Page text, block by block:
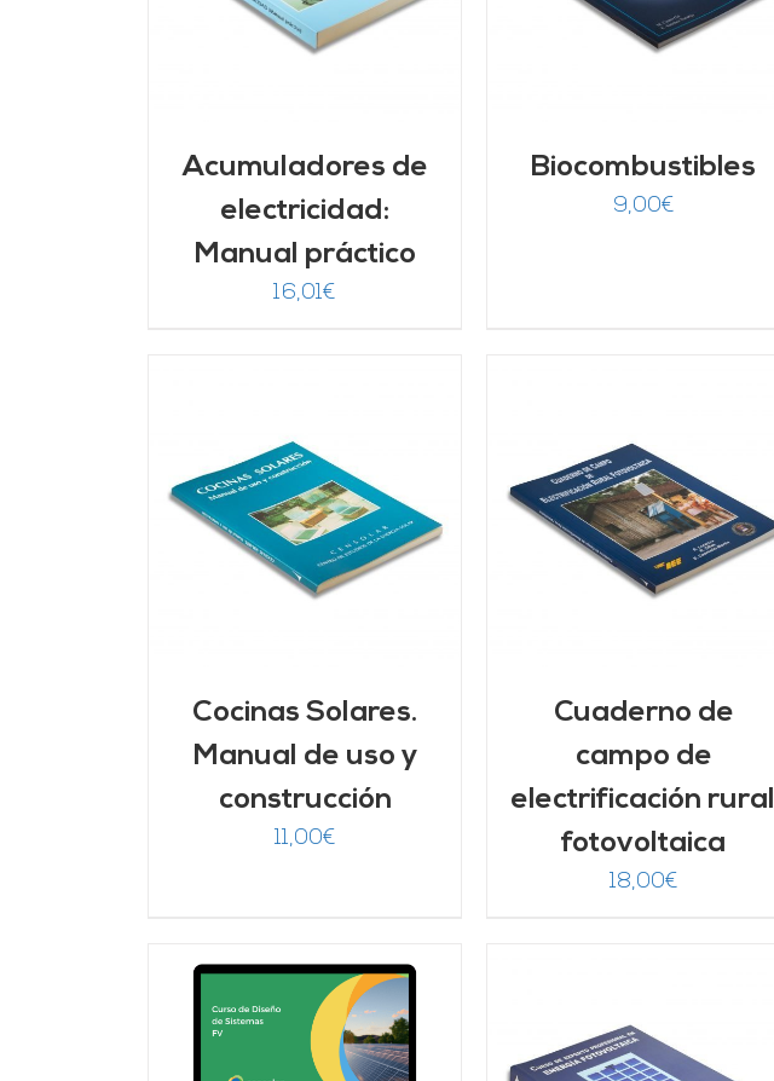
Acumuladores de
electricidad:
Manual práctico
16,01€
Biocombustibles
9,00€
Cocinas Solares.
Manual de uso y
construcción
11,00€
AÑADIR AL CARRITO
DETALLES
Cuaderno de
campo de
electrificación rural
fotovoltaica
18,00€
AÑADIR AL CARRITO
DETALLES
AÑADIR AL CARRITO
DETALLES